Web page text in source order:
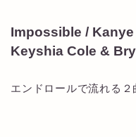
Impossible /
Keyshia Cole &
エンドロールで流れる２